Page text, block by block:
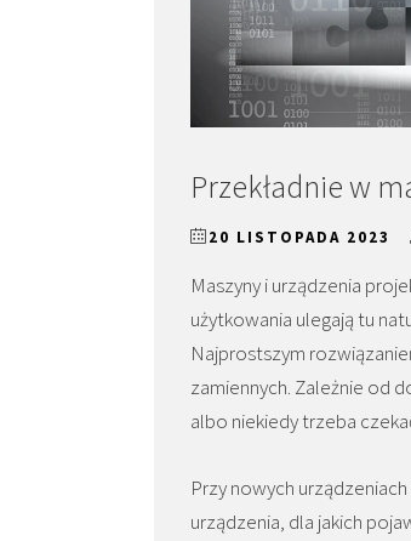
Przekładnie w
20 LISTOPADA 2023
Maszyny i urządzenia
użytkowania ulegają tu
Najprostszym
zamiennych. Zależnie od
albo niekiedy trzeba
Przy nowych
urządzenia, dla jakich